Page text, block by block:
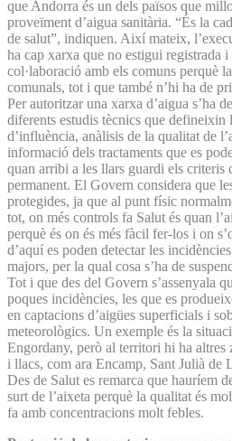
que Andorra és un dels països que
proveïment d’aigua sanitària. “És la
de salut”, indiquen. Així mateix,
ha cap xarxa que no estigui registrada i
col·laboració amb els comuns perquè
comunals, tot i que també n’hi ha de
Per autoritzar una xarxa d’aigua s’ha
diferents estudis tècnics que defineixin
d’influència, anàlisis de la qualitat de
informació dels tractaments que es
quan arribi a les llars guardi els criteris
permanent. El Govern considera que
protegides, ja que al punt físic
tot, on més controls fa Salut és quan
perquè és on és més fàcil fer-los i on
d’aquí es poden detectar les
majors, per la qual cosa s’ha de
Tot i que des del Govern s’assenyala
poques incidències, les que es
en captacions d’aigües superficials i
meteorològics. Un exemple és la
Engordany, però al territori hi ha altres
i llacs, com ara Encamp, Sant Julià de
Des de Salut es remarca que hauríem
surt de l’aixeta perquè la qualitat és
fa amb concentracions molt febles.